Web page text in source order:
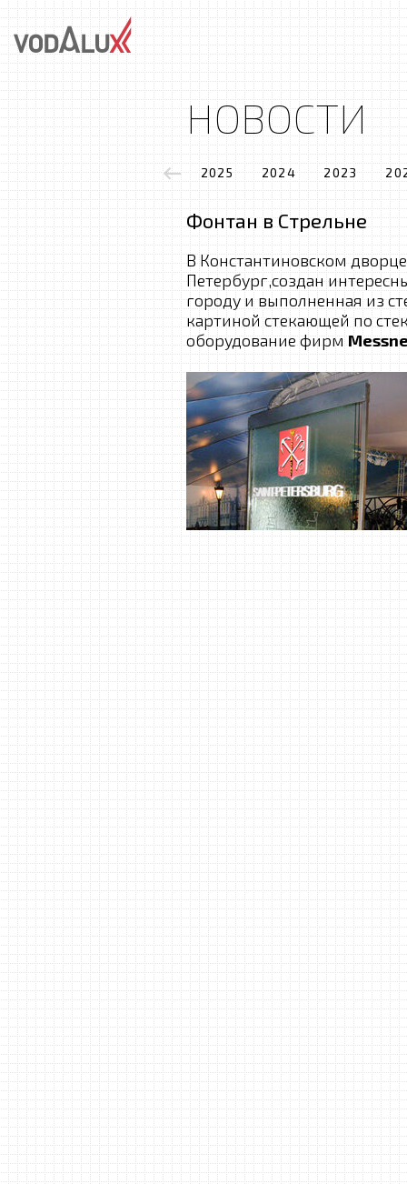
НОВОСТИ
2025 2024 2023
Фонтан в Стрельне
В Константиновском
Петербург,создан
городу и выполненная из
картиной стекающей по
оборудование фирм